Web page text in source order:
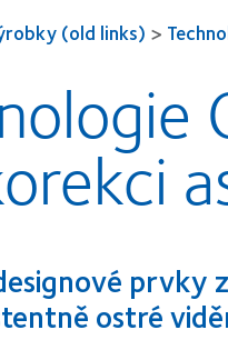
(old links) >
ostré